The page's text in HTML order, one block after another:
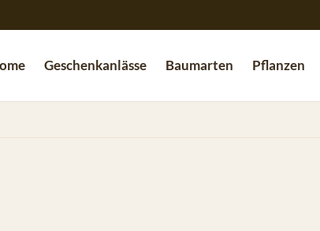
Geschenkanlässe Baumarten Pflanzen